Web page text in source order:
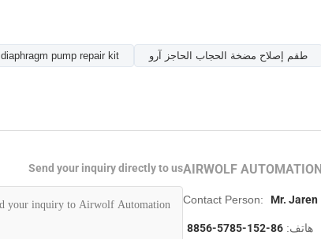
طقم إصلاح مضخة الحجاب الحاجز آرو diaphragm pump repair kit
AIRWOLF AUTOMATION
Contact Person: Mr. Jaren
هاتف: 86-152-5785-8856
Send your inquiry directly to us